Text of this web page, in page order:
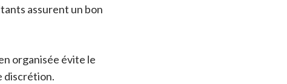
assurent un bon
organisée évite le
discrétion.